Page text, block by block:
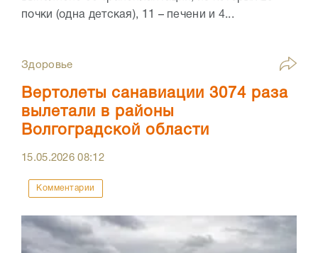
почки (одна детская), 11 – печени и 4...
Здоровье
Вертолеты санавиации 3074 раза
вылетали в районы
Волгоградской области
15.05.202608:12
Комментарии